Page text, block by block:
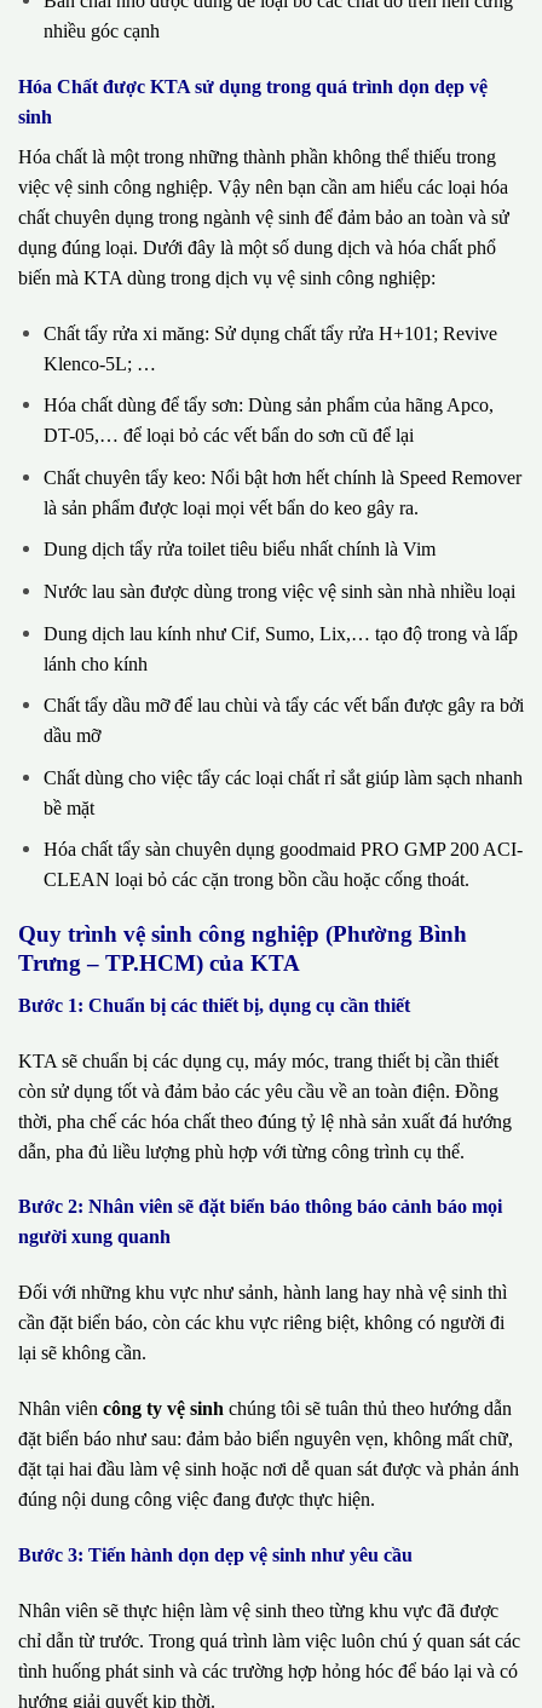
nhiều góc cạnh
Hóa Chất được KTA sử dụng trong quá trình dọn dẹp vệ
sinh
Hóa chất là một trong những thành phần không thể thiếu trong
việc vệ sinh công nghiệp. Vậy nên bạn cần am hiểu các loại hóa
chất chuyên dụng trong ngành vệ sinh để đảm bảo an toàn và sử
dụng đúng loại. Dưới đây là một số dung dịch và hóa chất phổ
biến mà KTA dùng trong dịch vụ vệ sinh công nghiệp:
Chất tẩy rửa xi măng: Sử dụng chất tẩy rửa H+101; Revive
Klenco-5L; …
Hóa chất dùng để tẩy sơn: Dùng sản phẩm của hãng Apco,
DT-05,… để loại bỏ các vết bẩn do sơn cũ để lại
Chất chuyên tẩy keo: Nổi bật hơn hết chính là Speed Remover
là sản phẩm được loại mọi vết bẩn do keo gây ra.
Dung dịch tẩy rửa toilet tiêu biểu nhất chính là Vim
Nước lau sàn được dùng trong việc vệ sinh sàn nhà nhiều loại
Dung dịch lau kính như Cif, Sumo, Lix,… tạo độ trong và lấp
lánh cho kính
Chất tẩy dầu mỡ để lau chùi và tẩy các vết bẩn được gây ra bởi
dầu mỡ
Chất dùng cho việc tẩy các loại chất rỉ sắt giúp làm sạch nhanh
bề mặt
Hóa chất tẩy sàn chuyên dụng goodmaid PRO GMP 200 ACI-
CLEAN loại bỏ các cặn trong bồn cầu hoặc cống thoát.
Quy trình vệ sinh công nghiệp (Phường Bình
Trưng – TP.HCM) của KTA
Bước 1: Chuẩn bị các thiết bị, dụng cụ cần thiết
KTA sẽ chuẩn bị các dụng cụ, máy móc, trang thiết bị cần thiết
còn sử dụng tốt và đảm bảo các yêu cầu về an toàn điện. Đồng
thời, pha chế các hóa chất theo đúng tỷ lệ nhà sản xuất đá hướng
dẫn, pha đủ liều lượng phù hợp với từng công trình cụ thể.
Bước 2: Nhân viên sẽ đặt biển báo thông báo cảnh báo mọi
người xung quanh
Đối với những khu vực như sảnh, hành lang hay nhà vệ sinh thì
cần đặt biển báo, còn các khu vực riêng biệt, không có người đi
lại sẽ không cần.
Nhân viên công ty vệ sinh chúng tôi sẽ tuân thủ theo hướng dẫn
đặt biển báo như sau: đảm bảo biển nguyên vẹn, không mất chữ,
đặt tại hai đầu làm vệ sinh hoặc nơi dễ quan sát được và phản ánh
đúng nội dung công việc đang được thực hiện.
Bước 3: Tiến hành dọn dẹp vệ sinh như yêu cầu
Nhân viên sẽ thực hiện làm vệ sinh theo từng khu vực đã được
chỉ dẫn từ trước. Trong quá trình làm việc luôn chú ý quan sát các
tình huống phát sinh và các trường hợp hỏng hóc để báo lại và có
hướng giải quyết kịp thời.